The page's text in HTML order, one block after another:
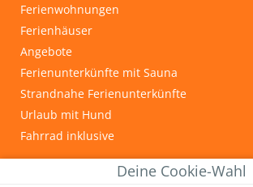
Deine Cookie-Wahl
Ferienwohnungen
Ferienhäuser
Angebote
Ferienunterkünfte mit Sauna
Strandnahe Ferienunterkünfte
Urlaub mit Hund
Fahrrad inklusive
INFOS & TIPPS